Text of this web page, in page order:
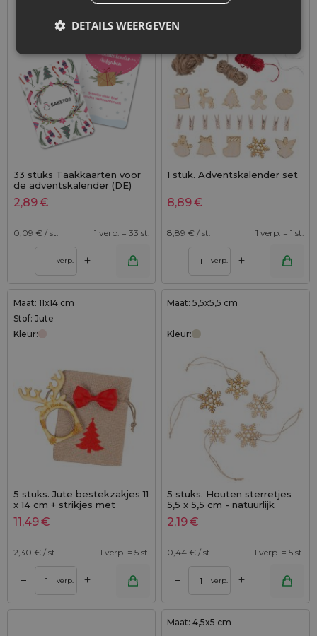
33 stuks Taakkaarten voor
de adventskalender (DE)
2,89€
0,09 € / st. 1 verp. = 33 st.
– verp. +
1 stuk. Adventskalender set
8,89€
8,89 € / st. 1 verp. = 1 st.
– verp. +
Maat: 11x14 cm
Stof: Jute
Kleur:
5 stuks. Jute bestekzakjes 11
x 14 cm + strikjes met
veiligheidsspeld +
servetringen
11,49€
2,30 € / st. 1 verp. = 5 st.
– verp. +
Maat: 5,5x5,5 cm
Kleur:
5 stuks. Houten sterretjes
5,5 x 5,5 cm - natuurlijk
2,19€
0,44 € / st. 1 verp. = 5 st.
– verp. +
Maat: 4,5x5 cm
DETAILS WEERGEVEN